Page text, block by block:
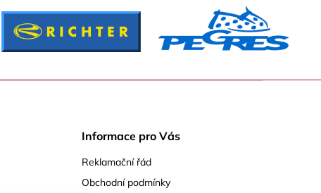
Informace pro Vás
Reklamační řád
Obchodní podmínky